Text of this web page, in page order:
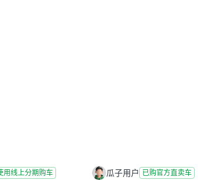
用线上分期购车 瓜子用户 已购官方直卖车